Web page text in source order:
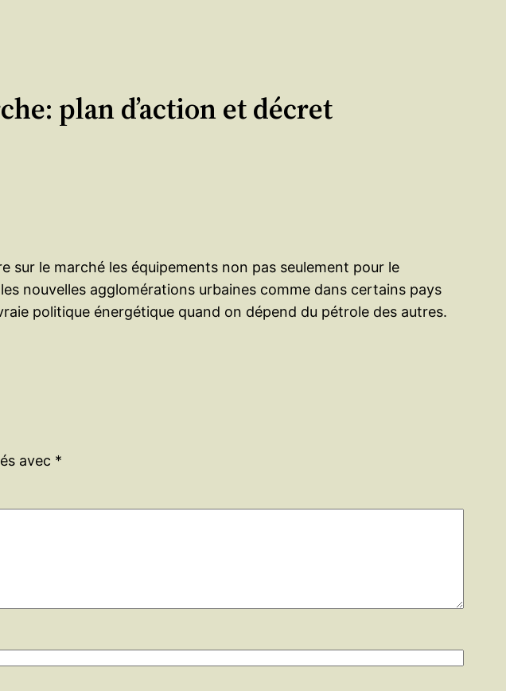
plan d’action et décret
sur le marché les équipements non pas seulement pour le
nouvelles agglomérations urbaines comme dans certains pays
politique énergétique quand on dépend du pétrole des autres.
avec *